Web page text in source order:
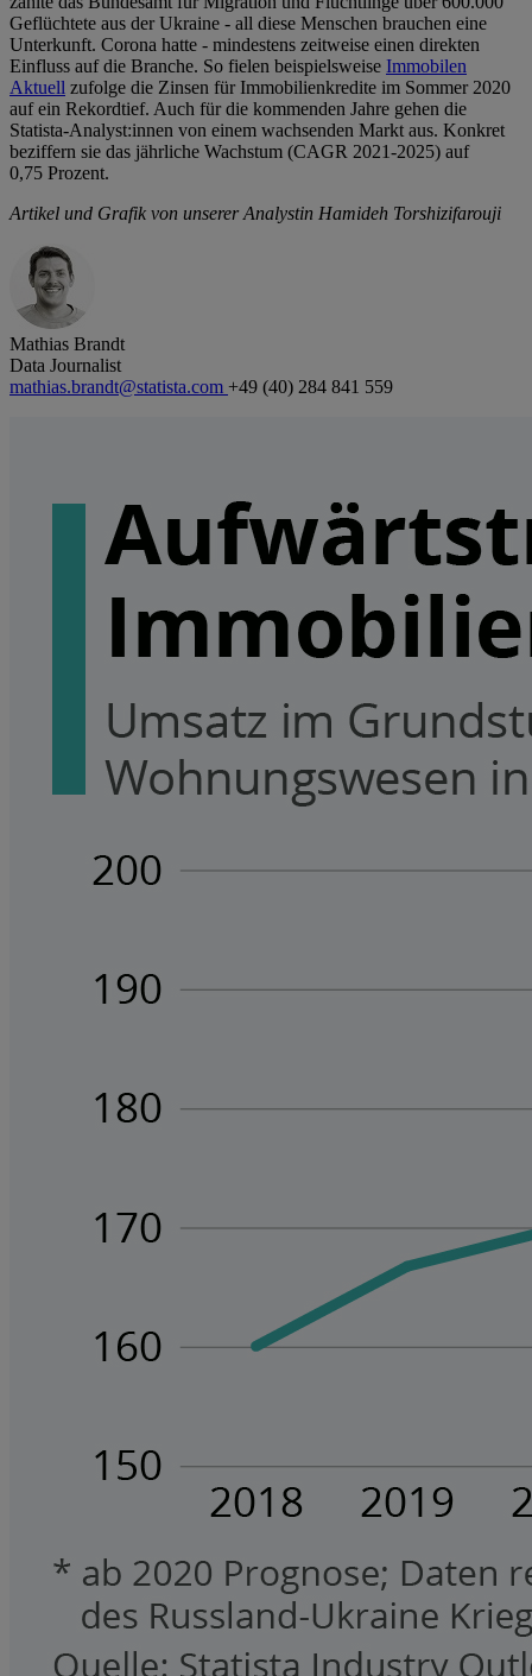
Geflüchtete aus der Ukraine - all diese Menschen brauchen eine
Unterkunft. Corona hatte - mindestens zeitweise einen direkten
Einfluss auf die Branche. So fielen beispielsweise Immobilen
Aktuell zufolge die Zinsen für Immobilienkredite im Sommer 2020
auf ein Rekordtief. Auch für die kommenden Jahre gehen die
Statista-Analyst:innen von einem wachsenden Markt aus. Konkret
beziffern sie das jährliche Wachstum (CAGR 2021-2025) auf
0,75 Prozent.
Artikel und Grafik von unserer Analystin Hamideh Torshizifarouji
Mathias Brandt
Data Journalist
mathias.brandt@statista.com +49 (40) 284 841 559